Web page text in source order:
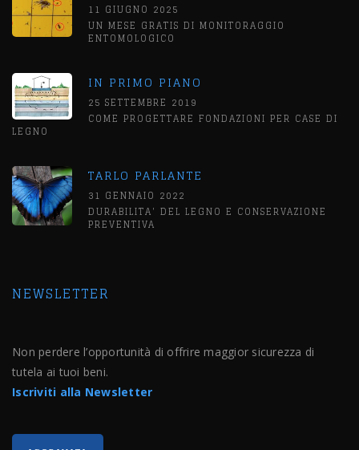
11 GIUGNO 2025
UN MESE GRATIS DI MONITORAGGIO
ENTOMOLOGICO
IN PRIMO PIANO
25 SETTEMBRE 2019
COME PROGETTARE FONDAZIONI PER CASE DI
LEGNO
TARLO PARLANTE
31 GENNAIO 2022
DURABILITA' DEL LEGNO E CONSERVAZIONE
PREVENTIVA
NEWSLETTER
Non perdere l’opportunità di offrire maggior sicurezza di
tutela ai tuoi beni.
Iscriviti alla Newsletter